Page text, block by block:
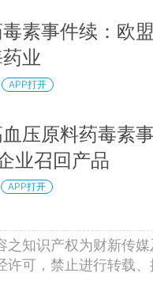
素事件续：欧盟
业
APP打开
压原料药毒素事
业召回产品
APP打开
之知识产权为财新传
许可，禁止进行转载